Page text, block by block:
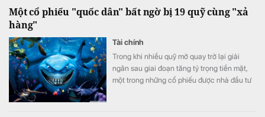
bảo quyền lợi tối đa cho khách hàng giao
Một cổ phiếu "quốc dân" bất ngờ bị 19 quỹ cùng "xả
hàng"
Tài chính
Trong khi nhiều quỹ mở quay trở lại giải
ngân sau giai đoạn tăng tỷ trọng tiền mặt,
một trong những cổ phiếu được nhà đầu tư